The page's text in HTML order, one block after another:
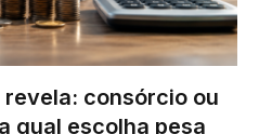
consórcio ou
qual escolha pesa